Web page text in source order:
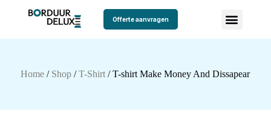
Offerte aanvragen
Home / Shop /T-Shirt / T-shirt Make Money And Dissapear